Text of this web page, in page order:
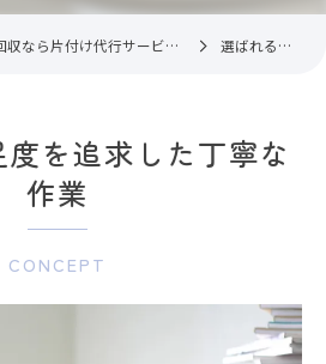
佐賀県唐津市の不用品回収なら片付け代行サービスC.U 選ばれる理由
を追求した丁寧な
作業
CONCEPT